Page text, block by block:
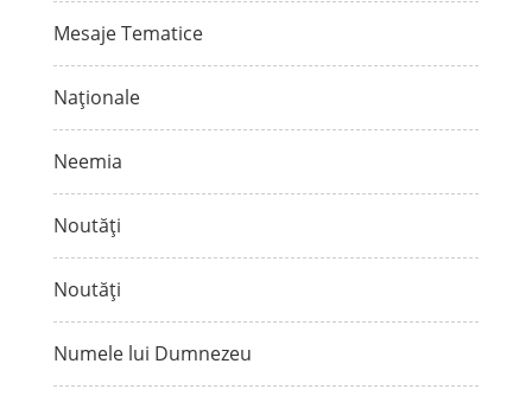
Mesaje Tematice
Naționale
Neemia
Noutăți
Noutăți
Numele lui Dumnezeu